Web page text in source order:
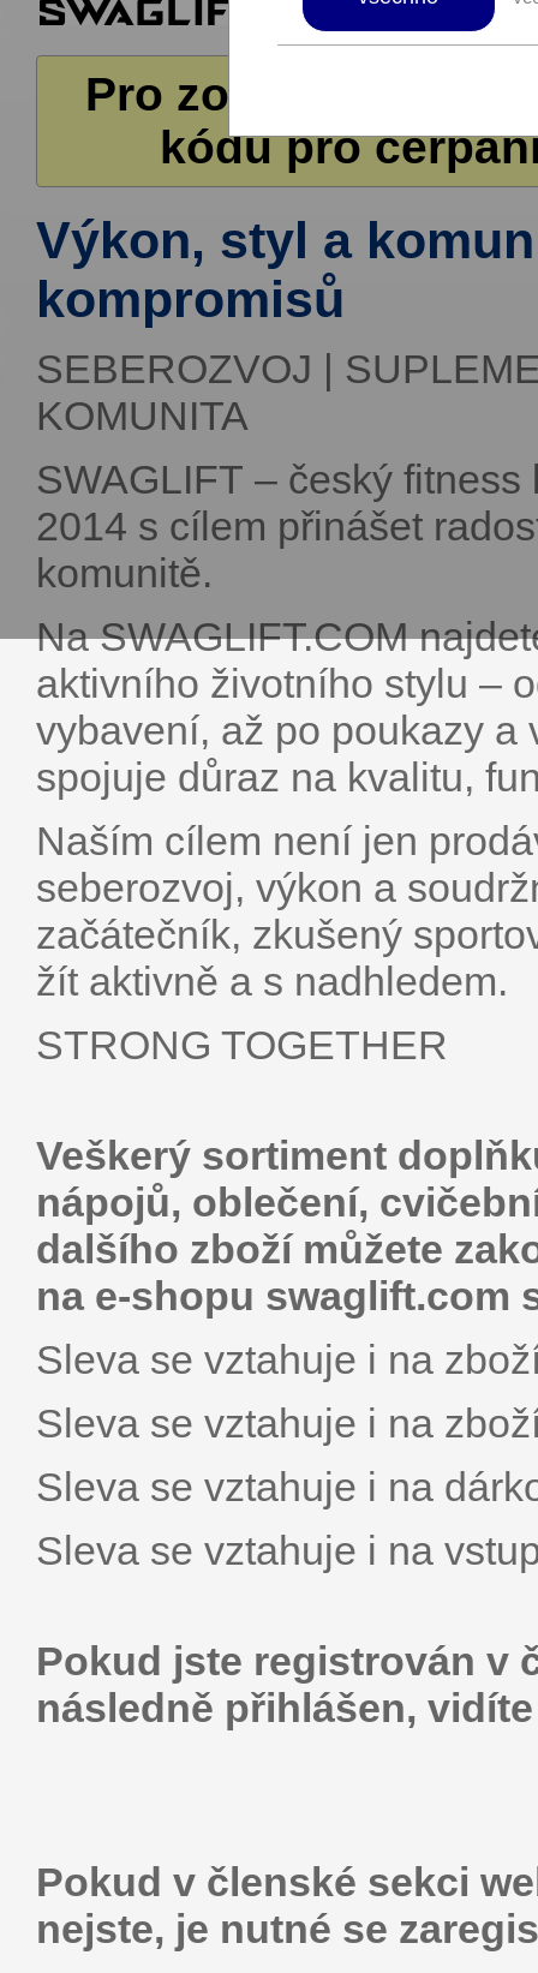
Pro zobrazení
kódů pro
Výkon, styl a
kompromisů
SEBEROZVOJ |
KOMUNITA
SWAGLIFT – český
2014 s cílem přinášet
komunitě.
Na SWAGLIFT.COM
aktivního životního stylu –
vybavení, až po poukazy a
spojuje důraz na kvalitu,
Naším cílem není jen
seberozvoj, výkon a
začátečník, zkušený
žít aktivně a s nadhledem.
STRONG TOGETHER
Veškerý sortiment
nápojů, oblečení,
dalšího zboží můžete
na e-shopu swaglift.com
Sleva se vztahuje i na
Sleva se vztahuje i na
Sleva se vztahuje i na
Sleva se vztahuje i na
Pokud jste registrován v
následně přihlášen,
Pokud v členské sekci
nejste, je nutné se